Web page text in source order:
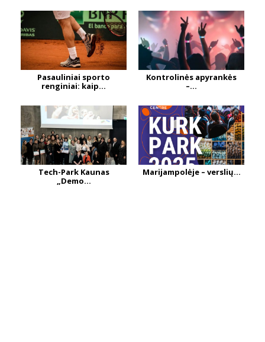
Pasauliniai sporto
renginiai: kaip...
Kontrolinės apyrankės
–...
Tech-Park Kaunas
„Demo...
Marijampolėje – verslių...